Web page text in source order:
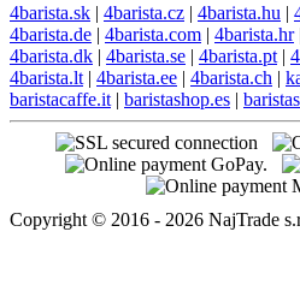
4barista.sk | 4barista.cz | 4barista.hu |
4barista.de | 4barista.com | 4barista.hr|
4barista.dk | 4barista.se | 4barista.pt |
4barista.lt | 4barista.ee | 4barista.ch |
baristacaffe.it | baristashop.es |
Copyright © 2016 - 2026 NajTrade